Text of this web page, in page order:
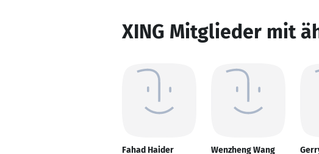
XING Mitglieder mit
Fahad Haider Wenzheng Wang